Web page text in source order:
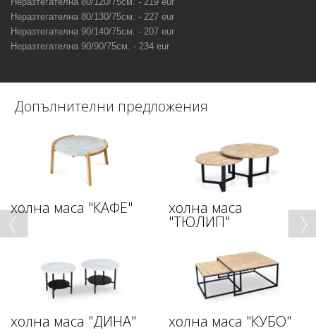
Неразтегателна 80/130/75см. - 227 eur
Неразтегателна 90/140/75см. - 207 eur
Неразтегателна 90/90/75см. - 234 eur
Допълнителни предложения
холна маса "КАФЕ" холна маса
"ТЮЛИП"
холна маса "ДИНА" холна маса "КУБО"